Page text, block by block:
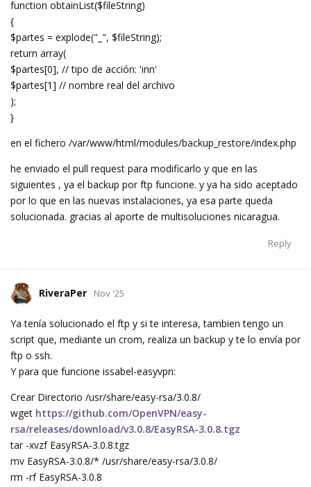
function obtainList($fileString)
{
$partes = explode("_", $fileString);
return array(
$partes[0], // tipo de acción: 'inn'
$partes[1] // nombre real del archivo
);
}
en el fichero /var/www/html/modules/backup_restore/index.php
he enviado el pull request para modificarlo y que en las
siguientes , ya el backup por ftp funcione. y ya ha sido aceptado
por lo que en las nuevas instalaciones, ya esa parte queda
solucionada. gracias al aporte de multisoluciones nicaragua.
Reply
RiveraPer Nov '25
Ya tenía solucionado el ftp y si te interesa, tambien tengo un
script que, mediante un crom, realiza un backup y te lo envía por
ftp o ssh.
Y para que funcione issabel-easyvpn:
Crear Directorio /usr/share/easy-rsa/3.0.8/
wget https://github.com/OpenVPN/easy-
rsa/releases/download/v3.0.8/EasyRSA-3.0.8.tgz
tar -xvzf EasyRSA-3.0.8.tgz
mv EasyRSA-3.0.8/* /usr/share/easy-rsa/3.0.8/
rm -rf EasyRSA-3.0.8